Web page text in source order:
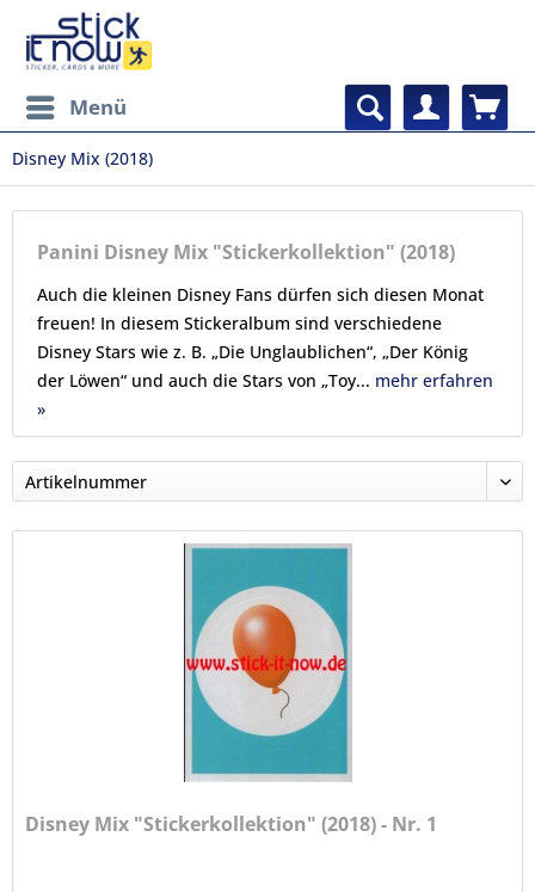
Menü
Disney Mix (2018)
Panini Disney Mix "Stickerkollektion" (2018)
Auch die kleinen Disney Fans dürfen sich diesen Monat
freuen! In diesem Stickeralbum sind verschiedene
Disney Stars wie z. B. „Die Unglaublichen“, „Der König
der Löwen“ und auch die Stars von „Toy... mehr erfahren
»
Disney Mix "Stickerkollektion" (2018) - Nr. 1